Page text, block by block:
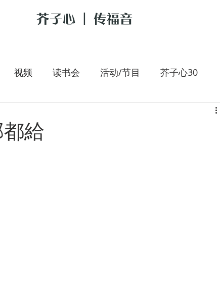
芥子心 | 传福音
视频 读书会 活动/节目 芥子心30
者
給